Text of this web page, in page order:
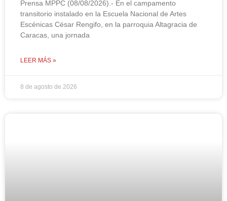
Prensa MPPC (08/08/2026).- En el campamento
transitorio instalado en la Escuela Nacional de Artes
Escénicas César Rengifo, en la parroquia Altagracia de
Caracas, una jornada
LEER MÁS »
8 de agosto de 2026